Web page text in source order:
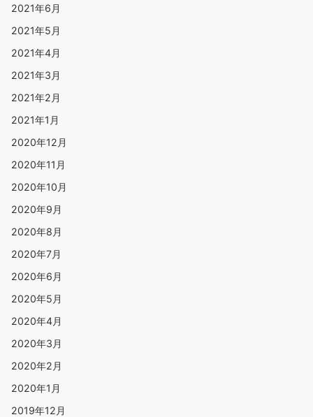
2021年6月
2021年5月
2021年4月
2021年3月
2021年2月
2021年1月
2020年12月
2020年11月
2020年10月
2020年9月
2020年8月
2020年7月
2020年6月
2020年5月
2020年4月
2020年3月
2020年2月
2020年1月
2019年12月